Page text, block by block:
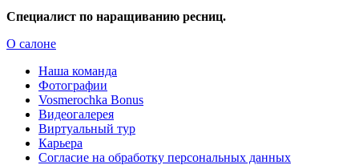
Специалист по наращиванию ресниц.
О салоне
Наша команда
Фотографии
Vosmerochka Bonus
Видеогалерея
Виртуальный тур
Карьера
Согласие на обработку персональных данных